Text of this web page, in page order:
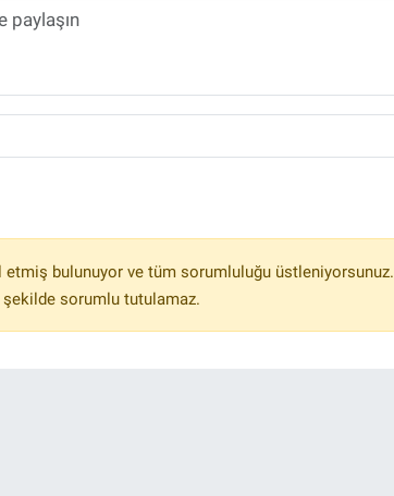
etmiş bulunuyor ve tüm sorumluluğu üstleniyorsunuz.
sorumlu tutulamaz.